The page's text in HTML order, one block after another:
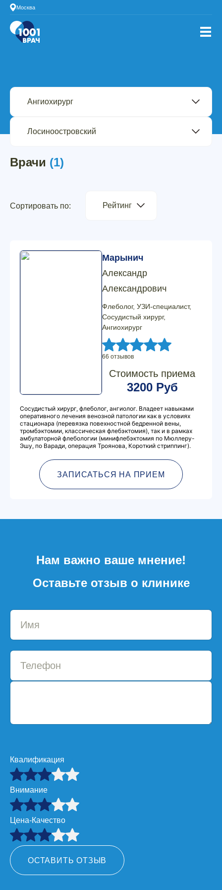
Москва
Врачи (1)
Сортировать по: Рейтинг
Марынич
Александр
Александрович
Флеболог, УЗИ-специалист,
Сосудистый хирург,
Ангиохирург
66 отзывов
Стоимость приема
3200 Руб
Сосудистый хирург, флеболог, ангиолог. Владеет навыками
оперативного лечения венозной патологии как в условиях
стационара (перевязка повехностной бедренной вены,
тромбэктомии, классическая флебэктомия), так и в рамках
амбулаторной флебологии (минифлебэктомия по Мюллеру-
Эшу, по Варади, операция Троянова, Короткий стриппинг).
ЗАПИСАТЬСЯ НА ПРИЕМ
Нам важно ваше мнение!
Оставьте отзыв о клинике
Квалификация
Внимание
Цена-Качество
ОСТАВИТЬ ОТЗЫВ